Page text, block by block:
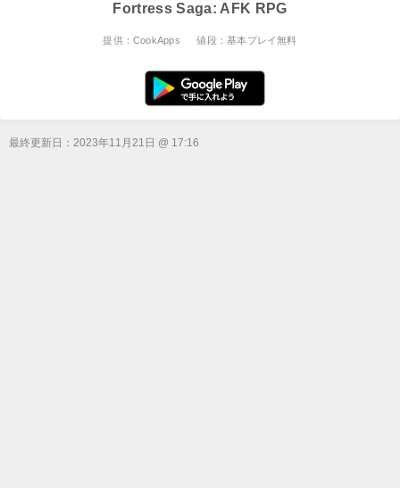
Fortress Saga: AFK RPG
提供：CookApps 値段：基本プレイ無料
最終更新日： 2023年11月21日 @ 17:16